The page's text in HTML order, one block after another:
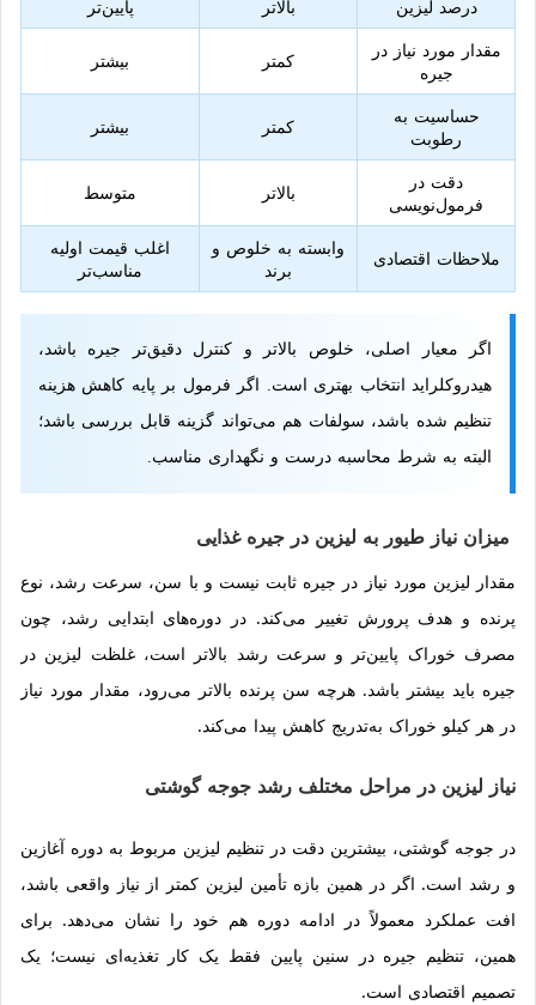
درصد لیزین بالاتر
پایین‌تر
مقدار مورد نیاز در
جیره
کمتر بیشتر
حساسیت به
رطوبت
کمتر بیشتر
دقت در
فرمول‌نویسی
بالاتر متوسط
ملاحظات اقتصادی
وابسته به خلوص و
برند
اغلب قیمت اولیه
مناسب‌تر
اگر معیار اصلی، خلوص بالاتر و کنترل دقیق‌تر جیره باشد،
هیدروکلراید انتخاب بهتری است. اگر فرمول بر پایه کاهش هزینه
تنظیم شده باشد، سولفات هم می‌تواند گزینه قابل بررسی باشد؛
البته به شرط محاسبه درست و نگهداری مناسب.
میزان نیاز طیور به لیزین در جیره غذایی
مقدار لیزین مورد نیاز در جیره ثابت نیست و با سن، سرعت رشد، نوع
پرنده و هدف پرورش تغییر می‌کند. در دوره‌های ابتدایی رشد، چون
مصرف خوراک پایین‌تر و سرعت رشد بالاتر است، غلظت لیزین در
جیره باید بیشتر باشد. هرچه سن پرنده بالاتر می‌رود، مقدار مورد نیاز
در هر کیلو خوراک به‌تدریج کاهش پیدا می‌کند.
نیاز لیزین در مراحل مختلف رشد جوجه گوشتی
در جوجه گوشتی، بیشترین دقت در تنظیم لیزین مربوط به دوره آغازین
و رشد است. اگر در همین بازه تأمین لیزین کمتر از نیاز واقعی باشد،
افت عملکرد معمولاً در ادامه دوره هم خود را نشان می‌دهد. برای
همین، تنظیم جیره در سنین پایین فقط یک کار تغذیه‌ای نیست؛ یک
تصمیم اقتصادی است.